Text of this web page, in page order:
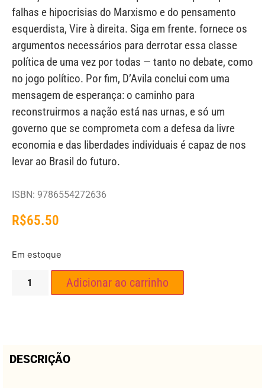
falhas e hipocrisias do Marxismo e do pensamento
esquerdista, Vire à direita. Siga em frente. fornece os
argumentos necessários para derrotar essa classe
política de uma vez por todas — tanto no debate, como
no jogo político. Por fim, D’Avila conclui com uma
mensagem de esperança: o caminho para
reconstruirmos a nação está nas urnas, e só um
governo que se comprometa com a defesa da livre
economia e das liberdades individuais é capaz de nos
levar ao Brasil do futuro.
ISBN: 9786554272636
R$65.50
Em estoque
Adicionar ao carrinho
DESCRIÇÃO